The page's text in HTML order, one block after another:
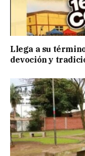
Llega a su
devoción y